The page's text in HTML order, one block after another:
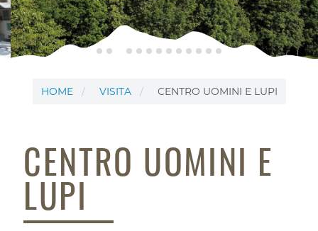
HOME VISITA CENTRO UOMINI E LUPI
CENTRO UOMINI E
LUPI